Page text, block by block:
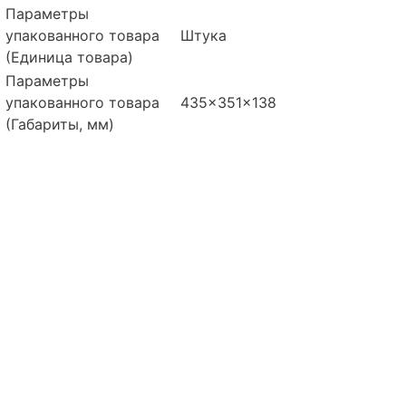
Параметры
упакованного товара
(Единица товара)
Штука
Параметры
упакованного товара
(Габариты, мм)
435x351x138